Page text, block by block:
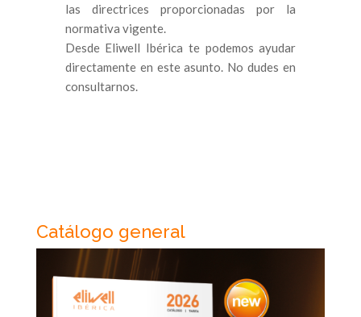
las directrices proporcionadas por la
normativa vigente.
Desde Eliwell Ibérica te podemos ayudar
directamente en este asunto. No dudes en
consultarnos.
Catálogo general